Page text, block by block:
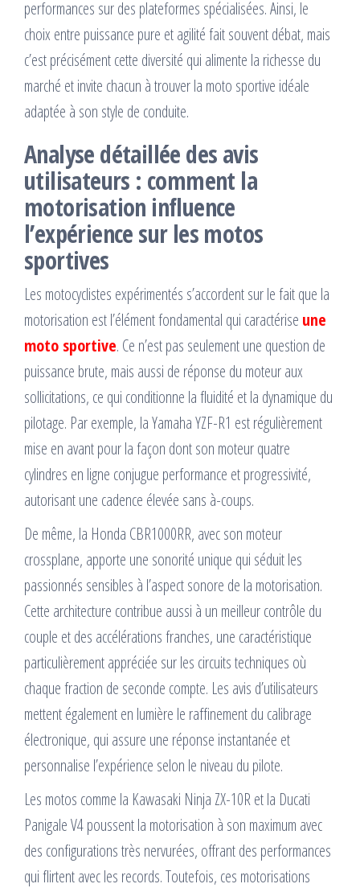
performances sur des plateformes spécialisées. Ainsi, le
choix entre puissance pure et agilité fait souvent débat, mais
c’est précisément cette diversité qui alimente la richesse du
marché et invite chacun à trouver la moto sportive idéale
adaptée à son style de conduite.
Analyse détaillée des avis
utilisateurs : comment la
motorisation influence
l’expérience sur les motos
sportives
Les motocyclistes expérimentés s’accordent sur le fait que la
motorisation est l’élément fondamental qui caractérise une
moto sportive. Ce n’est pas seulement une question de
puissance brute, mais aussi de réponse du moteur aux
sollicitations, ce qui conditionne la fluidité et la dynamique du
pilotage. Par exemple, la Yamaha YZF-R1 est régulièrement
mise en avant pour la façon dont son moteur quatre
cylindres en ligne conjugue performance et progressivité,
autorisant une cadence élevée sans à-coups.
De même, la Honda CBR1000RR, avec son moteur
crossplane, apporte une sonorité unique qui séduit les
passionnés sensibles à l’aspect sonore de la motorisation.
Cette architecture contribue aussi à un meilleur contrôle du
couple et des accélérations franches, une caractéristique
particulièrement appréciée sur les circuits techniques où
chaque fraction de seconde compte. Les avis d’utilisateurs
mettent également en lumière le raffinement du calibrage
électronique, qui assure une réponse instantanée et
personnalise l’expérience selon le niveau du pilote.
Les motos comme la Kawasaki Ninja ZX-10R et la Ducati
Panigale V4 poussent la motorisation à son maximum avec
des configurations très nervurées, offrant des performances
qui flirtent avec les records. Toutefois, ces motorisations